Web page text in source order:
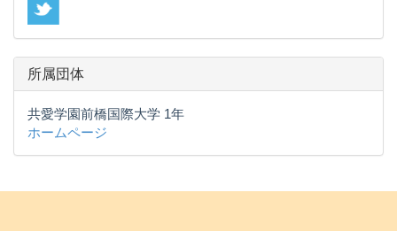
所属団体
共愛学園前橋国際大学 1年
ホームページ